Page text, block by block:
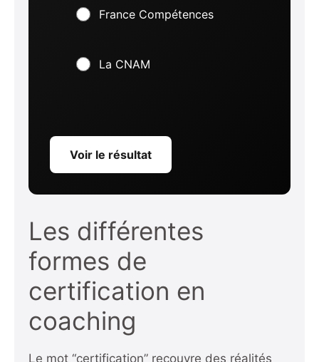
France Compétences
La CNAM
Voir le résultat
Les différentes
formes de
certification en
coaching
Le mot “certification” recouvre des réalités